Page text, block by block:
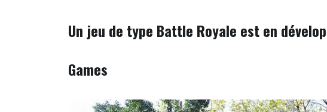
Un jeu de type Battle Royale est en
Games